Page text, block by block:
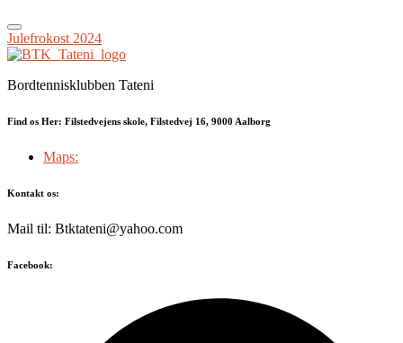
Julefrokost 2024
Bordtennisklubben Tateni
Find os Her: Filstedvejens skole, Filstedvej 16, 9000 Aalborg
Maps:
Kontakt os:
Mail til: Btktateni@yahoo.com
Facebook: